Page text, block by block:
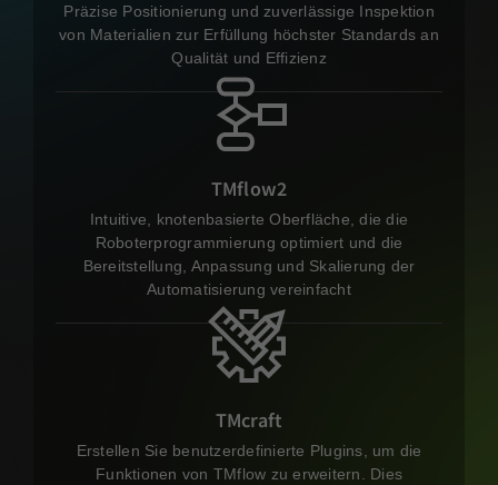
Präzise Positionierung und zuverlässige Inspektion
von Materialien zur Erfüllung höchster Standards an
Qualität und Effizienz
TMflow2
Intuitive, knotenbasierte Oberfläche, die die
Roboterprogrammierung optimiert und die
Bereitstellung, Anpassung und Skalierung der
Automatisierung vereinfacht
TMcraft
Erstellen Sie benutzerdefinierte Plugins, um die
Funktionen von TMflow zu erweitern. Dies